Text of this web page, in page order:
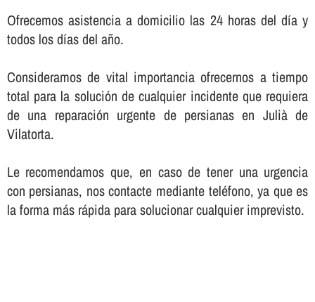
Ofrecemos asistencia a domicilio las 24 horas del dí­a y
todos los dí­as del año.
Consideramos de vital importancia ofrecernos a tiempo
total para la solución de cualquier incidente que requiera
de una reparación urgente de persianas en Julià de
Vilatorta.
Le recomendamos que, en caso de tener una urgencia
con persianas, nos contacte mediante teléfono, ya que es
la forma más rápida para solucionar cualquier imprevisto.